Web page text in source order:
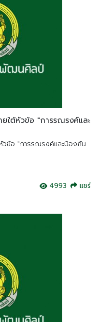
ใต้หัวข้อ "การรณรงค์และ
วข้อ "การรณรงค์และป้องกัน
4993
แชร์